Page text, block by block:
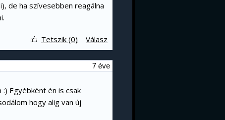
de ha szívesebben reagálna
Válasz
Tetszik (0)
7 éve
Egyèbkènt èn is csak
hogy alig van új